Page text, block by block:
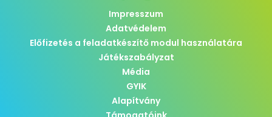
Impresszum
Adatvédelem
Előfizetés a feladatkészítő modul használatára
Játékszabályzat
Média
GYIK
Alapítvány